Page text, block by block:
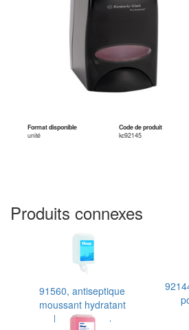
Format disponible
Code de produit
unité
kc92145
Produits connexes
91560, antiseptique
moussant hydratant
Kleenex 62%